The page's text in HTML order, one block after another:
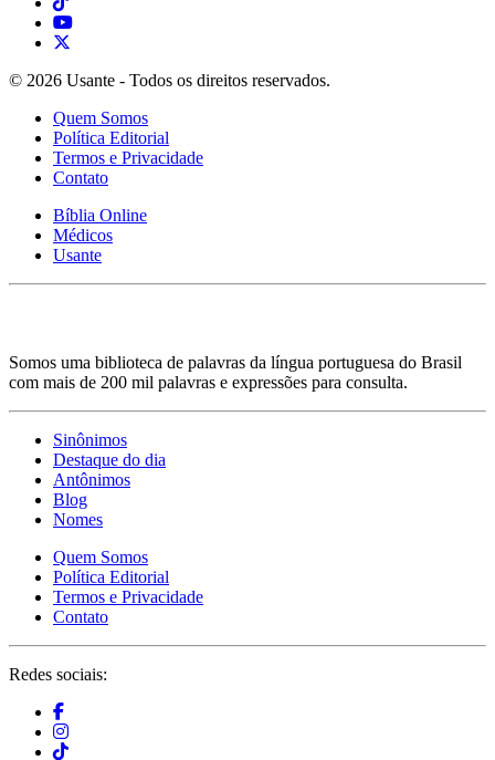
© 2026 Usante - Todos os direitos reservados.
Quem Somos
Política Editorial
Termos e Privacidade
Contato
Bíblia Online
Médicos
Usante
Somos uma biblioteca de palavras da língua portuguesa do Brasil
com mais de 200 mil palavras e expressões para consulta.
Sinônimos
Destaque do dia
Antônimos
Blog
Nomes
Quem Somos
Política Editorial
Termos e Privacidade
Contato
Redes sociais: